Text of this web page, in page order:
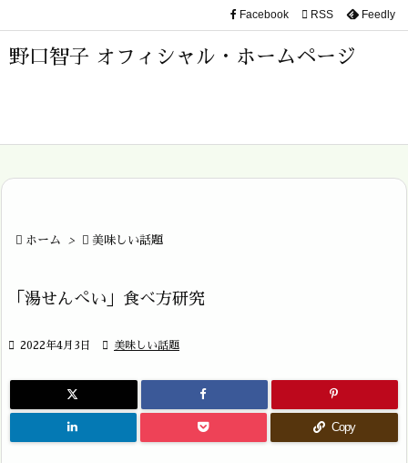
野口智子 オフィシャル・ホームページ

前へ

Facebook  RSS Feedly
 ホーム >  美味しい話題
「湯せんぺい」食べ方研究
 2022年4月3日  美味しい話題
Copy